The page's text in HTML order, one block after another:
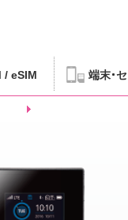
/ eSIM 端末